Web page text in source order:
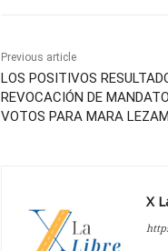
Previous article
LOS POSITIVOS
REVOCACIÓN DE
VOTOS PARA MARA
X